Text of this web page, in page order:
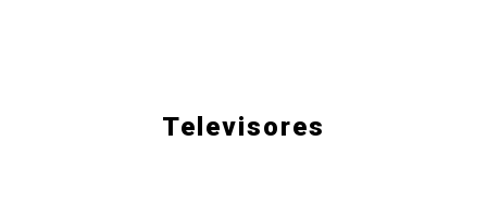
Televisores